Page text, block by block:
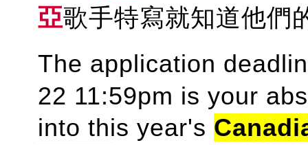
亞歌手特寫就知道他們
The application
22 11:59pm is your
into this year's